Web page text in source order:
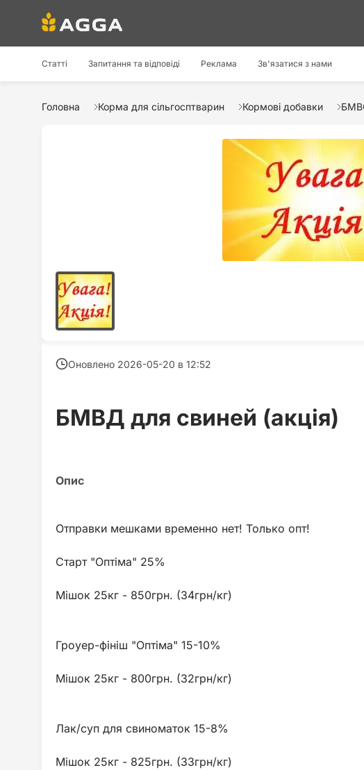
Статті Запитання та відповіді Реклама Зв'язатися з нами
Головна Корма для сільгосптварин Кормові добавки
Оновлено 2026-05-20 в 12:52
БМВД для свиней (акція)
Отправки мешками временно нет! Только опт!
Старт "Оптіма" 25%
Мішок 25кг - 850грн. (34грн/кг)
Гроуер-фініш "Оптіма" 15-10%
Мішок 25кг - 800грн. (32грн/кг)
Лак/суп для свиноматок 15-8%
Мішок 25кг - 825грн. (33грн/кг)